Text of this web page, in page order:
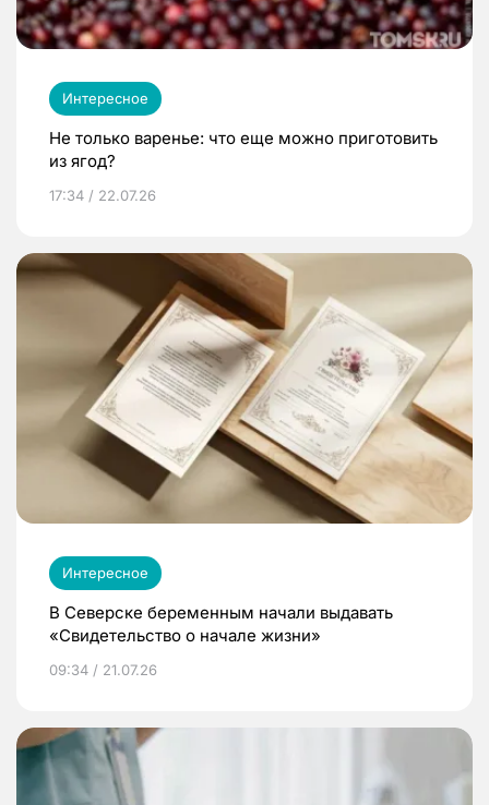
Интересное
Не только варенье: что еще можно приготовить
из ягод?
17:34 / 22.07.26
Интересное
В Северске беременным начали выдавать
«Свидетельство о начале жизни»
09:34 / 21.07.26